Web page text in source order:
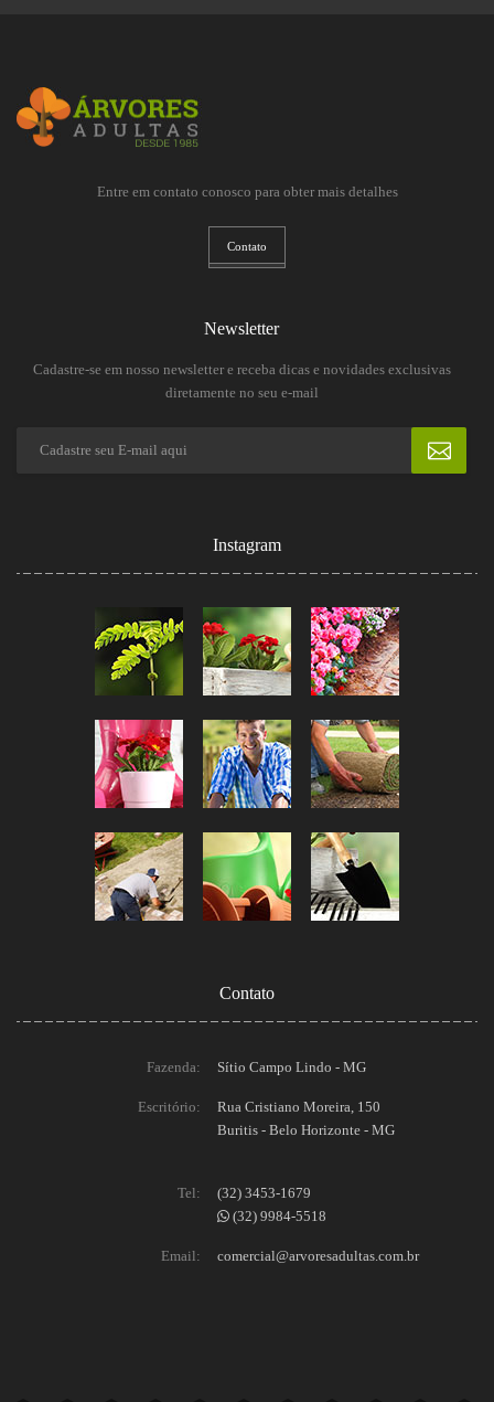
Entre em contato conosco para obter mais detalhes
Contato
Newsletter
Cadastre-se em nosso newsletter e receba dicas e novidades exclusivas
diretamente no seu e-mail
Instagram
Contato
Fazenda: Sítio Campo Lindo - MG
Escritório:
Rua Cristiano Moreira, 150
Buritis - Belo Horizonte - MG
Tel:
(32) 3453-1679
(32) 9984-5518
Email: comercial@arvoresadultas.com.br